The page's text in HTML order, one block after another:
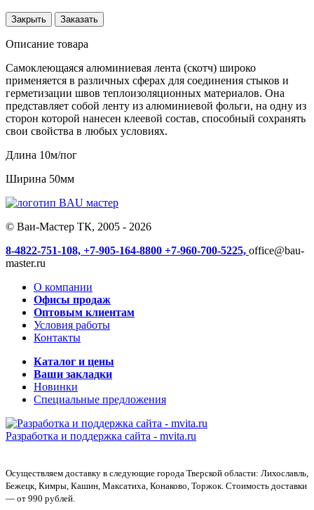
Закрыть Заказать
Описание товара
Самоклеющаяся алюминиевая лента (скотч) широко
применяется в различных сферах для соединения стыков и
герметизации швов теплоизоляционных материалов. Она
представляет собой ленту из алюминиевой фольги, на одну из
сторон которой нанесен клеевой состав, способный сохранять
свои свойства в любых условиях.
Длина 10м/пог
Ширина 50мм
© Ваи-Мастер ТК, 2005 - 2026
8-4822-751-108, +7-905-164-8800 +7-960-700-5225, office@bau-
master.ru
О компании
Офисы продаж
Оптовым клиентам
Условия работы
Контакты
Каталог и цены
Ваши закладки
Новинки
Специальные предложения
Разработка и поддержка сайта - mvita.ru
Осуществляем доставку в следующие города Тверской области: Лихославль,
Бежецк, Кимры, Кашин, Максатиха, Конаково, Торжок. Стоимость доставки
— от 990 рублей.